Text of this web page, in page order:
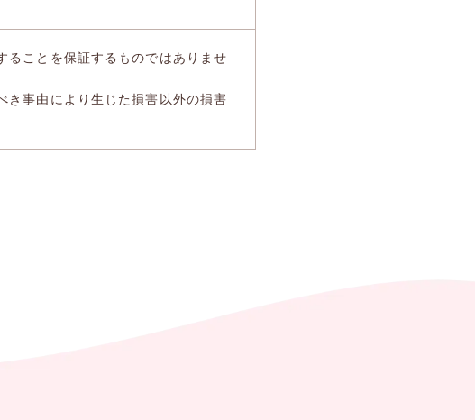
ることを保証するものではありませ
き事由により生じた損害以外の損害